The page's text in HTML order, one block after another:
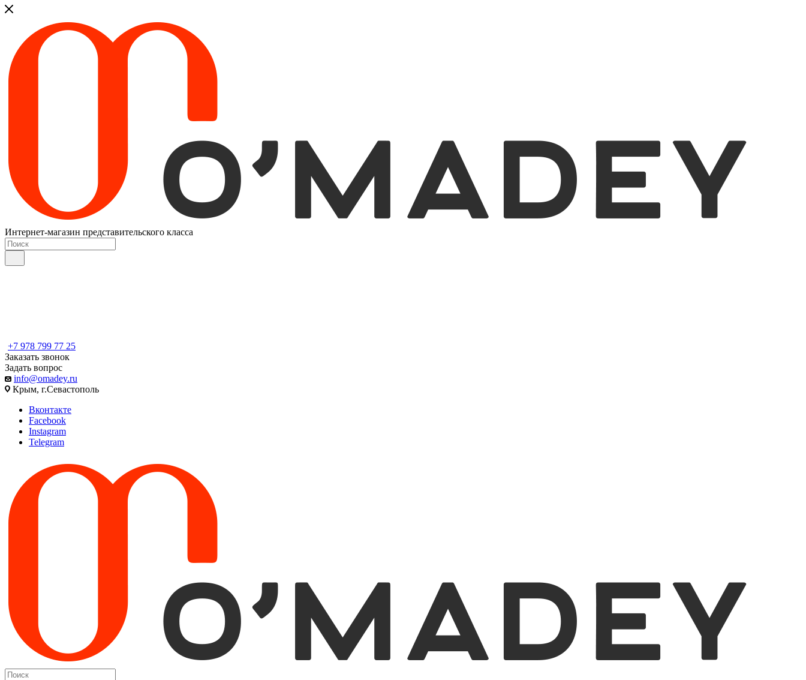
Интернет-магазин представительского класса
+7 978 799 77 25
Заказать звонок
Задать вопрос
info@omadey.ru
Крым, г.Севастополь
Вконтакте
Facebook
Instagram
Telegram